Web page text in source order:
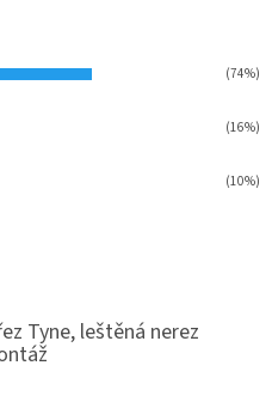
(74%)
(16%)
(10%)
Tyne, leštěná nerez
z 5 hvězdiček.